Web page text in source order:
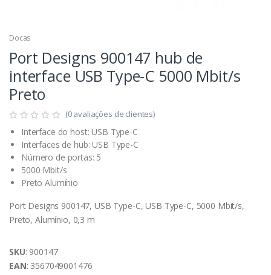
Docas
Port Designs 900147 hub de
interface USB Type-C 5000 Mbit/s
Preto
(0 avaliações de clientes)
Interface do host: USB Type-C
Interfaces de hub: USB Type-C
Número de portas: 5
5000 Mbit/s
Preto Alumínio
Port Designs 900147, USB Type-C, USB Type-C, 5000 Mbit/s,
Preto, Alumínio, 0,3 m
SKU: 900147
EAN: 3567049001476